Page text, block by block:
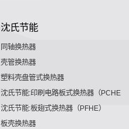
沈氏节能
同轴换热器
壳管换热器
塑料壳盘管式换热器
沈氏节能:印刷电路板式换热器（PCHE）
沈氏节能:板翅式换热器（PFHE）
板壳换热器